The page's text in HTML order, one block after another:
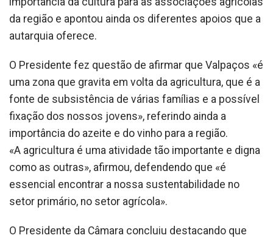
da região e apontou ainda os diferentes apoios que a
autarquia oferece.
O Presidente fez questão de afirmar que Valpaços «é
uma zona que gravita em volta da agricultura, que é a
fonte de subsistência de várias famílias e a possível
fixação dos nossos jovens», referindo ainda a
importância do azeite e do vinho para a região.
«A agricultura é uma atividade tão importante e digna
como as outras», afirmou, defendendo que «é
essencial encontrar a nossa sustentabilidade no
setor primário, no setor agrícola».
O Presidente da Câmara concluiu destacando que